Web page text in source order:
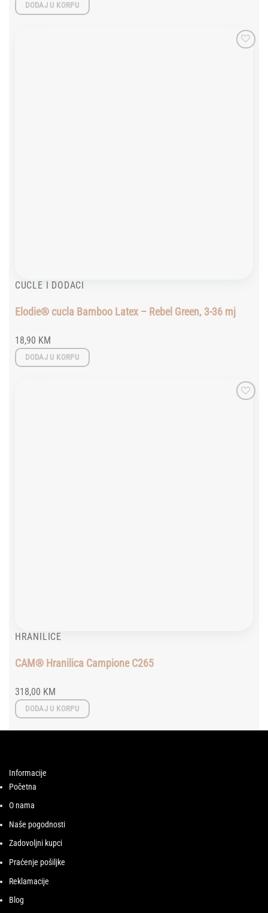
DODAJ U KORPU
CUCLE I DODACI
Elodie® cucla Bamboo Latex – Rebel Green, 3-36 mj
18,90 KM
DODAJ U KORPU
HRANILICE
CAM® Hranilica Campione C265
318,00 KM
DODAJ U KORPU
Informacije
Početna
O nama
Naše pogodnosti
Zadovoljni kupci
Praćenje pošiljke
Reklamacije
Blog